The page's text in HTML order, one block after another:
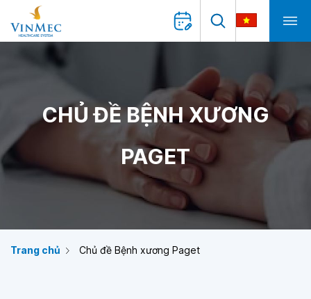
CHỦ ĐỀ BỆNH XƯƠNG
PAGET
Trang chủ Chủ đề Bệnh xương Paget